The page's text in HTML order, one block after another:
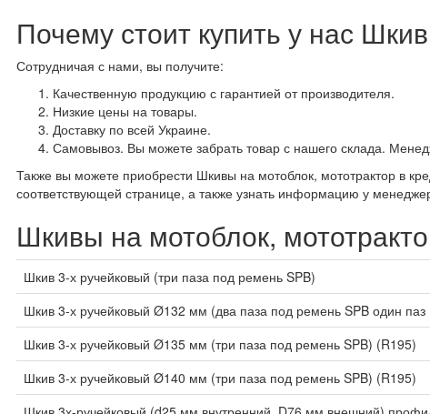
Почему стоит купить у нас
Сотрудничая с нами, вы получите:
Качественную продукцию с гарантией от производителя.
Низкие цены на товары.
Доставку по всей Украине.
Самовывоз. Вы можете забрать товар с нашего склада.
Также вы можете приобрести Шкивы на мотоблок, мототрактор в
соответствующей странице, а также узнать информацию у
Шкивы на мотоблок,
Шкив 3-х ручейковый (три паза под ремень SPB)
Шкив 3-х ручейковый Ø132 мм (два паза под ремень SPB один
Шкив 3-х ручейковый Ø135 мм (три паза под ремень SPB) (R195)
Шкив 3-х ручейковый Ø140 мм (три паза под ремень SPB) (R195)